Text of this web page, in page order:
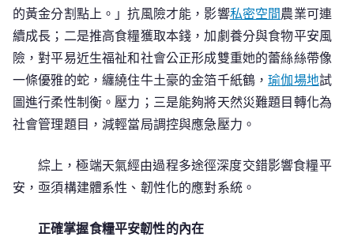
的黃金分割點上。」抗風險才能，影響私密空間農業可連
續成長；二是推高食糧獲取本錢，加劇養分與食物平安風
險，對平易近生福祉和社會公正形成雙重她的蕾絲絲帶像
一條優雅的蛇，纏繞住牛土豪的金箔千紙鶴，瑜伽場地試
圖進行柔性制衡。壓力；三是能夠將天然災難題目轉化為
社會管理題目，減輕當局調控與應急壓力。
綜上，極端天氣經由過程多途徑深度交錯影響食糧平
安，亟須構建體系性、韌性化的應對系統。
正確掌握食糧平安韌性的內在